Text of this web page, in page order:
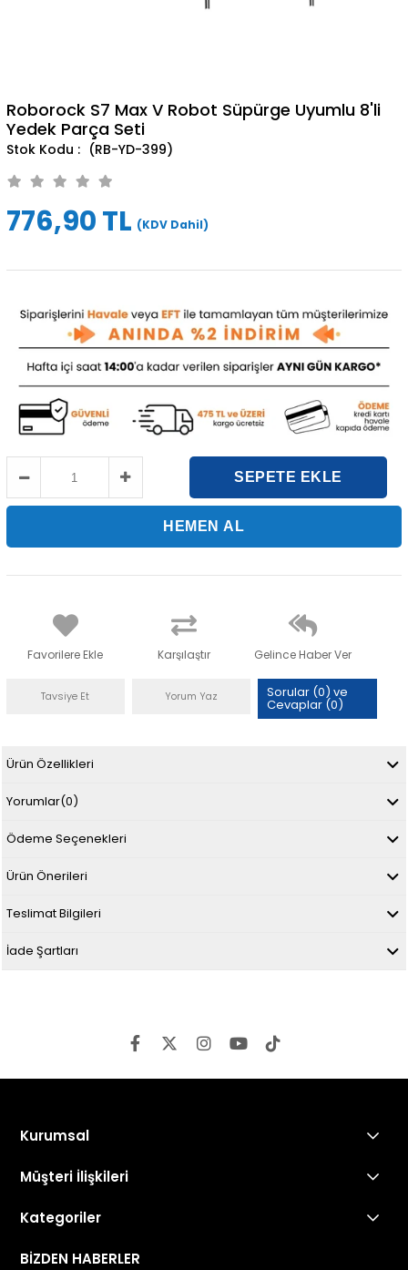
Roborock S7 Max V Robot Süpürge Uyumlu 8'li
Yedek Parça Seti
(RB-YD-399)
776,90 TL (KDV Dahil)
Favorilere Ekle Karşılaştır Gelince Haber Ver
Tavsiye Et Yorum Yaz Sorular (0) ve
Cevaplar (0)
Ürün Özellikleri
Yorumlar(0)
Ödeme Seçenekleri
Ürün Önerileri
Teslimat Bilgileri
İade Şartları
Kurumsal
Müşteri İlişkileri
Kategoriler
BİZDEN HABERLER